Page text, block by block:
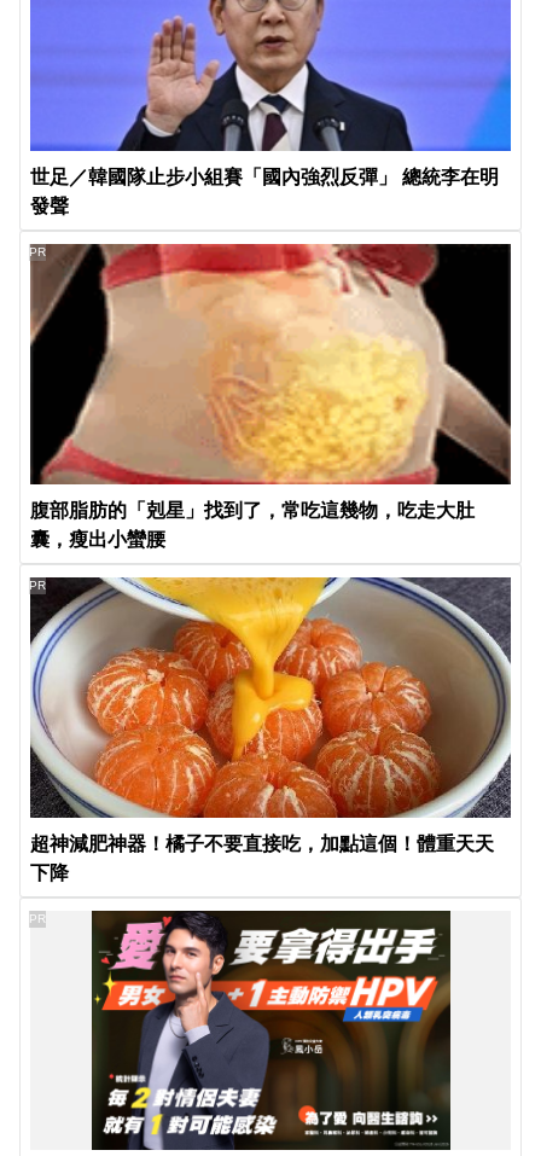
世足／韓國隊止步小組賽「國內強烈反彈」 總統李在明
發聲
腹部脂肪的「剋星」找到了，常吃這幾物，吃走大肚
囊，瘦出小蠻腰
PR
超神減肥神器！橘子不要直接吃，加點這個！體重天天
下降
PR
PR